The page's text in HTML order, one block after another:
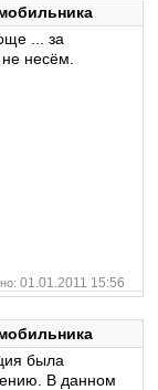
... за
несём.
01.01.2011 15:56
была
В данном